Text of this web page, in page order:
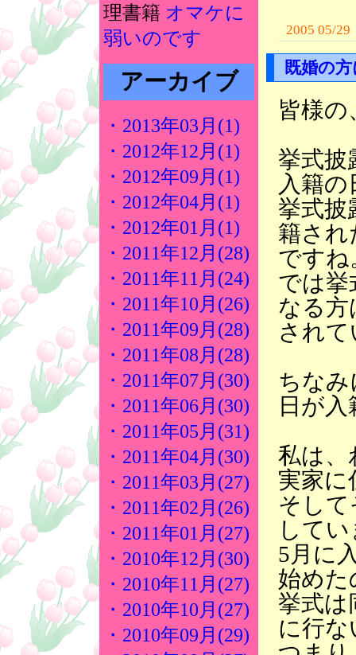
理書籍 オマケに
弱いのです
アーカイブ
・2013年03月(1)
・2012年12月(1)
・2012年09月(1)
・2012年04月(1)
・2012年01月(1)
・2011年12月(28)
・2011年11月(24)
・2011年10月(26)
・2011年09月(28)
・2011年08月(28)
・2011年07月(30)
・2011年06月(30)
・2011年05月(31)
・2011年04月(30)
・2011年03月(27)
・2011年02月(26)
・2011年01月(27)
・2010年12月(30)
・2010年11月(27)
・2010年10月(27)
・2010年09月(29)
2005 05/29
既婚の
皆様
挙式披
入籍
挙式披
籍され
ですね
では挙
なる方
され
ちなみ
日が
私は、
実家に
そして
して
5月に
始めた
挙式は
に行